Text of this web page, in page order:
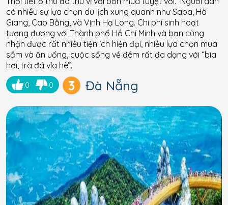
có nhiều sự lựa chọn du lịch xung quanh như Sapa, Hà
Giang, Cao Bằng, và Vịnh Hạ Long. Chi phí sinh hoạt
tương đương với Thành phố Hồ Chí Minh và bạn cũng
nhận được rất nhiều tiện ích hiện đại, nhiều lựa chọn mua
sắm và ăn uống, cuộc sống về đêm rất đa dạng với “bia
hơi, trà đá vỉa hè”.
0 0 3 Đà Nẵng